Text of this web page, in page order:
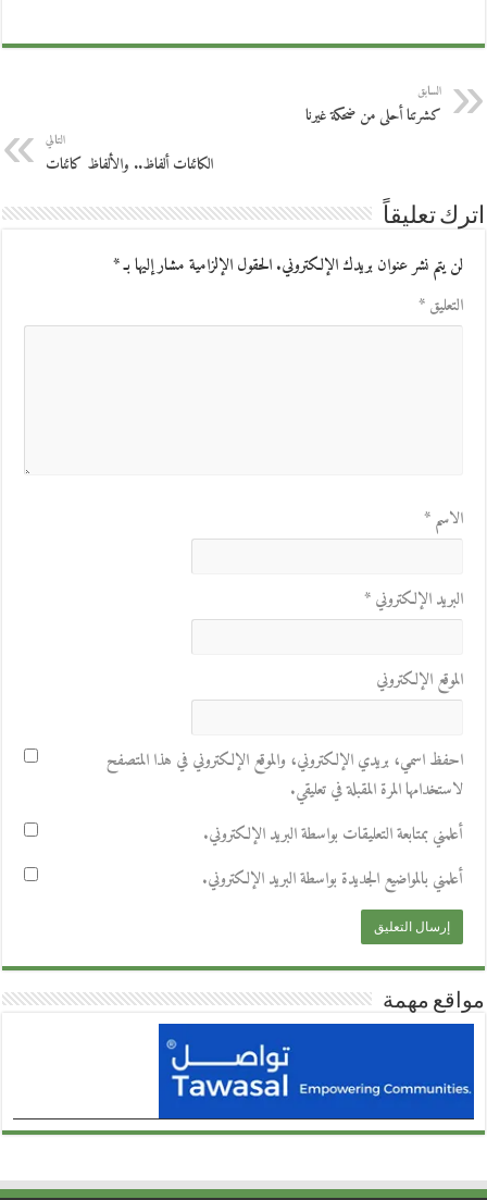
السابق
كشرتنا أحلى من ضحكة غيرنا
التالي
الكائنات ألفاظ.. والألفاظ كائنات
اترك تعليقاً
لن يتم نشر عنوان بريدك الإلكتروني.الحقول الإلزامية مشار إليها بـ*
التعليق*
الاسم*
البريد الإلكتروني*
الموقع الإلكتروني
احفظ اسمي، بريدي الإلكتروني، والموقع الإلكتروني في هذا المتصفح
لاستخدامها المرة المقبلة في تعليقي.
أعلمني بمتابعة التعليقات بواسطة البريد الإلكتروني.
أعلمني بالمواضيع الجديدة بواسطة البريد الإلكتروني.
مواقع مهمة